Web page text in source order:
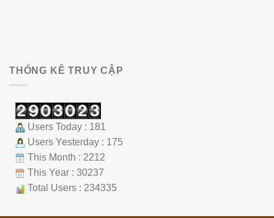
THỐNG KÊ TRUY CẬP
Users Today : 181
Users Yesterday : 175
This Month : 2212
This Year : 30237
Total Users : 234335